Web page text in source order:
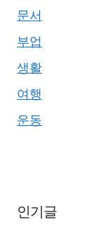
문서
부업
생활
여행
운동
인기글